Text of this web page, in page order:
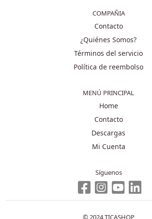
COMPAÑIA
Contacto
¿Quiénes Somos?
Términos del servicio
Política de reembolso
MENÚ PRINCIPAL
Home
Contacto
Descargas
Mi Cuenta
Síguenos
© 2024 TICASHOP